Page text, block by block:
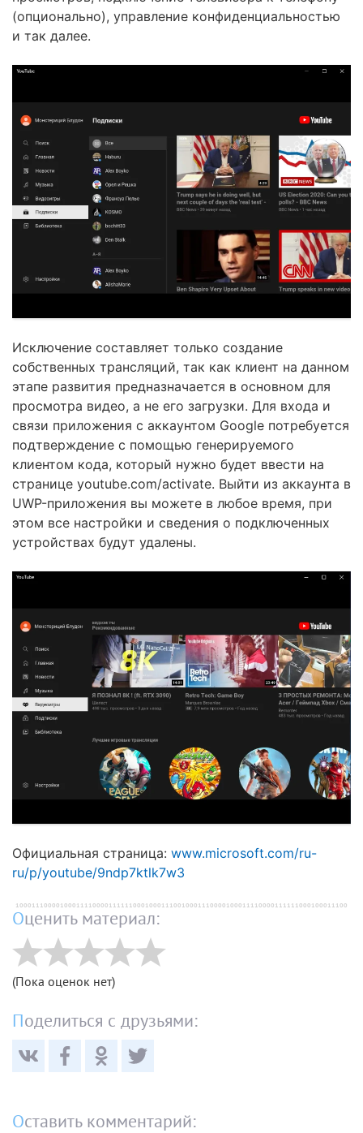
(опционально), управление конфиденциальностью
и так далее.
Исключение составляет только создание
собственных трансляций, так как клиент на данном
этапе развития предназначается в основном для
просмотра видео, а не его загрузки. Для входа и
связи приложения с аккаунтом Google потребуется
подтверждение с помощью генерируемого
клиентом кода, который нужно будет ввести на
странице youtube.com/activate. Выйти из аккаунта в
UWP-приложения вы можете в любое время, при
этом все настройки и сведения о подключенных
устройствах будут удалены.
Официальная страница: www.microsoft.com/ru-
ru/p/youtube/9ndp7ktlk7w3
Оценить материал:
(Пока оценок нет)
Поделиться с друзьями:
Оставить комментарий: